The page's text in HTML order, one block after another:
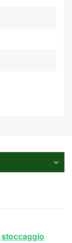
stoccaggio